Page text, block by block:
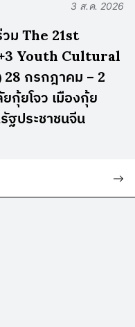
3 ส.ค. 2026
ม The 21st
Youth Cultural
กรกฎาคม – 2
กุ้ยโจว เมืองกุ้ย
ฐประชาชนจีน